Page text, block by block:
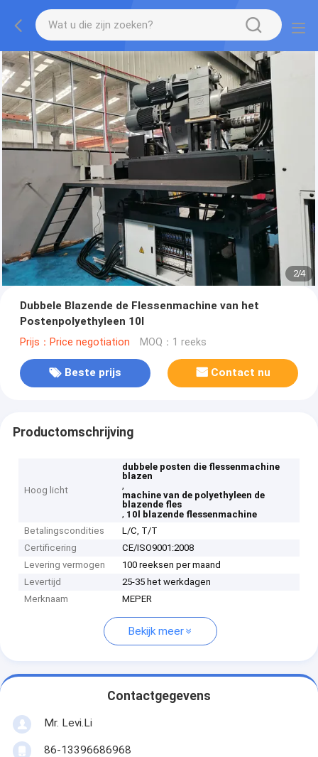
2/4
Dubbele Blazende de Flessenmachine van het
Postenpolyethyleen 10l
Prijs：Price negotiation MOQ：1 reeks
Beste prijs Contact nu
Productomschrijving
Hoog licht
dubbele posten die flessenmachine
blazen
,
machine van de polyethyleen de
blazende fles
, 10l blazende flessenmachine
Betalingscondities
L/C, T/T
Certificering
CE/ISO9001:2008
Levering vermogen
100 reeksen per maand
Levertijd
25-35 het werkdagen
Merknaam
MEPER
Bekijk meer
Contactgegevens
Mr. Levi.Li
86-13396686968